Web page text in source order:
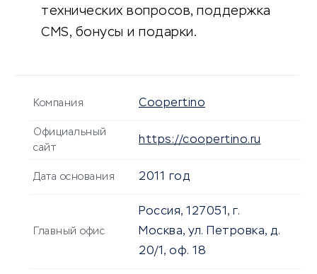
технических вопросов, поддержка
CMS, бонусы и подарки.
Компания Coopertino
Официальный
сайт
https://coopertino.ru
Дата основания 2011 год
Главный офис
Россия, 127051, г.
Москва, ул. Петровка, д.
20/1, оф. 18